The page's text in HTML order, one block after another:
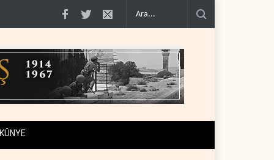
geçiş.. Trump, mühimmat krizini ifşa edenleri tehdit etti..
KÜNYE